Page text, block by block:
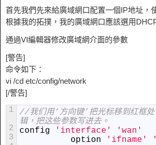
首先我們先來給廣域網口配置一個IP地址，
根據我的拓撲，我的廣域網口應該選用
通過VI編輯器修改廣域網介面的參數
[警告]
命令如下：
vi /cd etc/config/network
[/警告]
1
2
3
//我们用‘方向键’把光标移到红框
辑，把这些参数写进去。
config
'interface'
'wan'
option
'ifname'